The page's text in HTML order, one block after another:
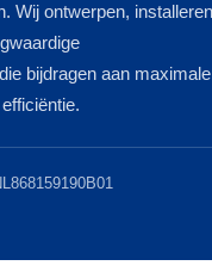
Wij ontwerpen, installeren
bijdragen aan maximale